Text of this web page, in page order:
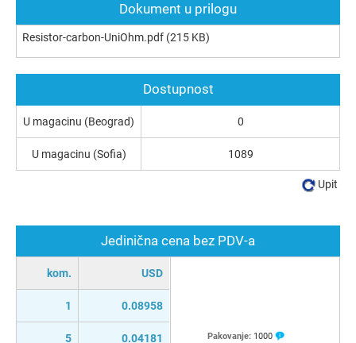
Dokument u prilogu
Resistor-carbon-UniOhm.pdf (215 KB)
Jedinična cena bez PDV-a
kom. USD
1 0.08958
5 0.04181 Pakovanje: 1000
Dostupnost
U magacinu (Beograd) 0
U magacinu (Sofia) 1089
Upit